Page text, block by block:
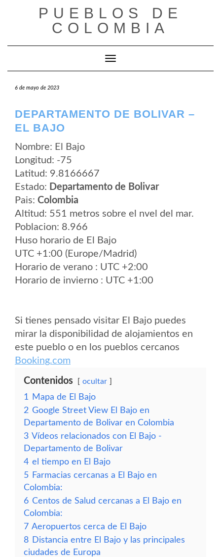
PUEBLOS DE
COLOMBIA
Cambiar modo de navegación
6 de mayo de 2023
DEPARTAMENTO DE BOLIVAR –
EL BAJO
Nombre: El Bajo
Longitud: -75
Latitud: 9.8166667
Estado: Departamento de Bolivar
Pais: Colombia
Altitud: 551 metros sobre el nvel del mar.
Poblacion: 8.966
Huso horario de El Bajo
UTC +1:00 (Europe/Madrid)
Horario de verano : UTC +2:00
Horario de invierno : UTC +1:00
Si tienes pensado visitar El Bajo puedes
mirar la disponibilidad de alojamientos en
este pueblo o en los pueblos cercanos
Booking.com
Contenidos ocultar
1
Mapa de El Bajo
2 Google Street View El Bajo en
Departamento de Bolivar en Colombia
3 Vídeos relacionados con El Bajo -
Departamento de Bolivar
4 el tiempo en El Bajo
5 Farmacias cercanas a El Bajo en
Colombia:
6 Centos de Salud cercanas a El Bajo en
Colombia:
7 Aeropuertos cerca de El Bajo
8 Distancia entre El Bajo y las principales
ciudades de Europa